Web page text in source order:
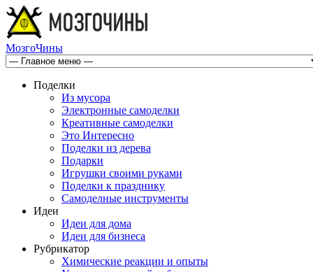
МозгоЧины
Поделки
Из мусора
Электронные самоделки
Креативные самоделки
Это Интересно
Поделки из дерева
Подарки
Игрушки своими руками
Поделки к празднику
Самоделные инструменты
Идеи
Идеи для дома
Идеи для бизнеса
Рубрикатор
Химические реакции и опыты